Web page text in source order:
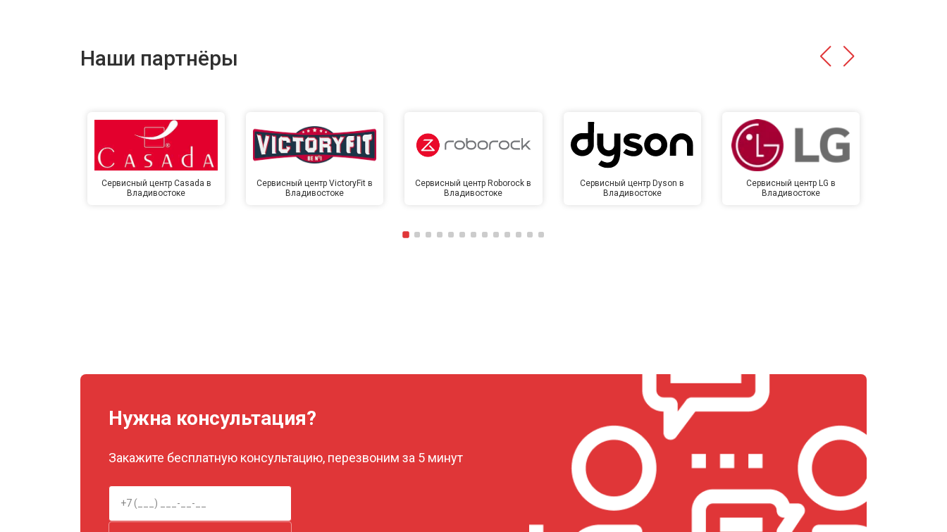
Наши партнёры
Сервисный центр Casada в
Владивостоке
Сервисный центр VictoryFit в
Владивостоке
Сервисный центр Roborock в
Владивостоке
Сервисный центр Dyson в
Владивостоке
Сервисный центр LG в
Владивостоке
Нужна консультация?
Закажите бесплатную консультацию, перезвоним за 5 минут